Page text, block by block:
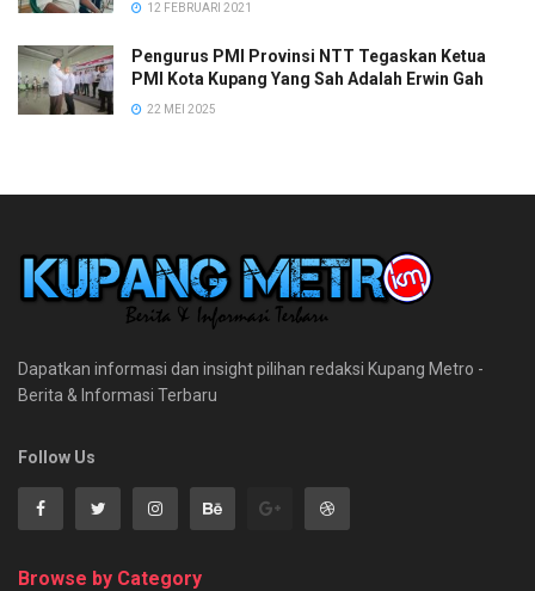
12 FEBRUARI 2021
Pengurus PMI Provinsi NTT Tegaskan Ketua
PMI Kota Kupang Yang Sah Adalah Erwin Gah
22 MEI 2025
Dapatkan informasi dan insight pilihan redaksi Kupang Metro -
Berita & Informasi Terbaru
Follow Us
Browse by Category